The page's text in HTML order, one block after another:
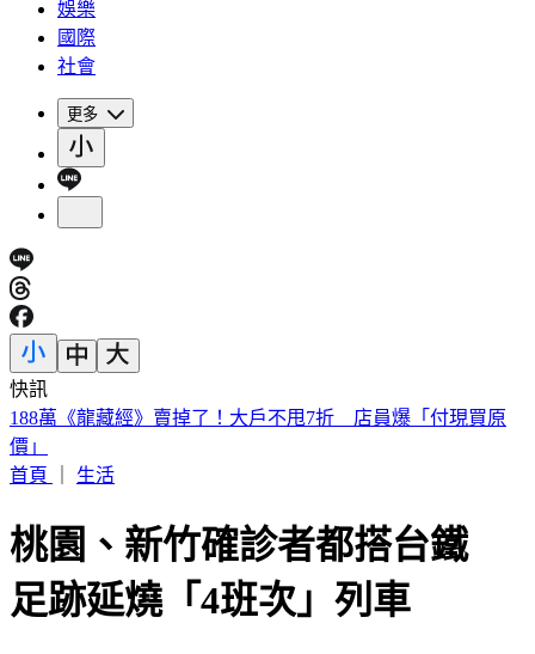
娛樂
國際
社會
更多
快訊
美股開盤／聯準會升息疑慮意外減緩！標普、那指「雙開高」
首頁
桃園、新竹確診者都搭台鐵
足跡延燒「4班次」列車